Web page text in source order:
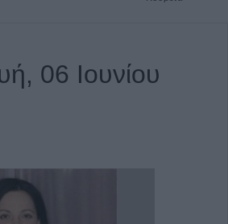
KarditsaLive.Net
06 Ιουνίου